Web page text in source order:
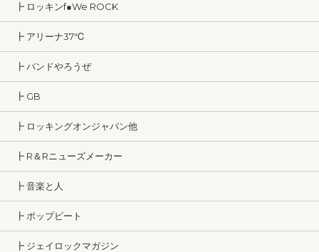
┣ ロッキンf●We ROCK
┣ アリーナ37℃
┣ バンドやろうぜ
┣ GB
┣ ロッキングオンジャパン他
┣ R＆Rニューズメーカー
┣ 音楽と人
┣ ポップビート
┣ ジェイロックマガジン